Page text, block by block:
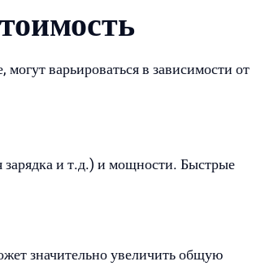
варьироваться в зависимости от
зарядка и т.д.) и мощности. Быстрые
значительно увеличить общую